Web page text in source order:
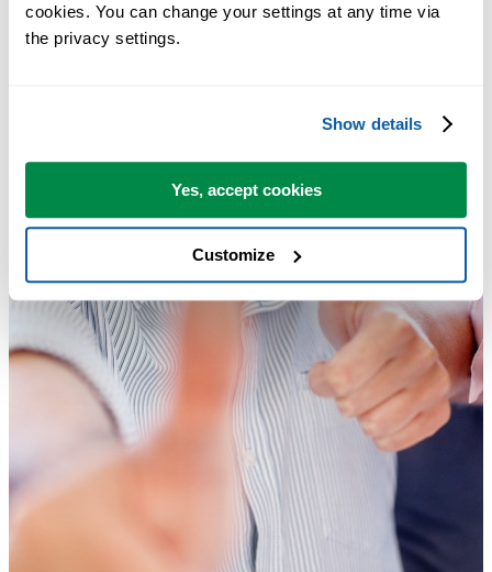
cookies. You can change your settings at any time via
the privacy settings.
Show details
Yes, accept cookies
Customize